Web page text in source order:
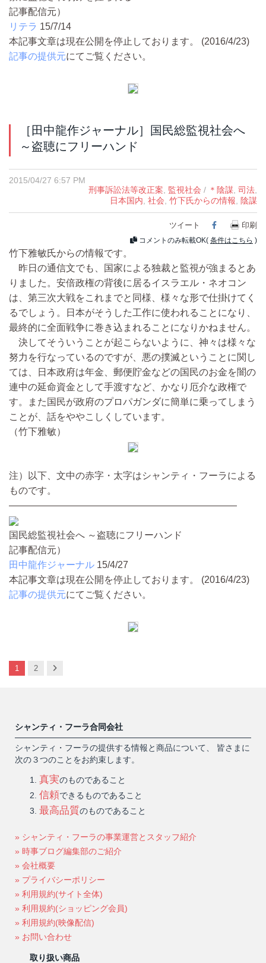
記事配信元）
リテラ 15/7/14
本記事文章は現在公開を停止しております。 (2016/4/23)
記事の提供元にてご覧ください。
［田中龍作ジャーナル］国民総監視社会へ
～盗聴にフリーハンド
2015/04/27 6:57 PM
刑事訴訟法等改正案
監視社会 / ＊陰謀 司法
日本国内 社会 竹下氏からの情報 陰謀
ツイート Facebook
印刷
コメントのみ転載OK( 条件はこちら )
竹下雅敏氏からの情報です。
昨日の通信文でも、国家による独裁と監視が強まるとあ
りました。安倍政権の背後に居るイスラエル・ネオコン
は、第三次大戦をこれまでと同様、様々な形で仕掛けてく
るでしょう。日本がそうした工作に使われることになり、
最終的に全面戦争に巻き込まれることになりかねません。
決してそういうことが起こらないように、神々は様々な
努力を行なっているのですが、悪の撲滅ということに関し
ては、日本政府は年金、郵便貯金などの国民のお金を闇の
連中の延命資金として手渡すなど、かなり厄介な政権で
す。また国民が政府のプロパガンダに簡単に乗ってしまう
ことが、話をややこしくしています。
（竹下雅敏）
注）以下、文中の赤字・太字はシャンティ・フーラによる
ものです。
————————————————————————
国民総監視社会へ ～盗聴にフリーハンド
記事配信元）
田中龍作ジャーナル 15/4/27
本記事文章は現在公開を停止しております。 (2016/4/23)
記事の提供元にてご覧ください。
1 2 Next
シャンティ・フーラ合同会社
シャンティ・フーラの提供する情報と商品について、 皆さまに
次の３つのことをお約束します。
真実のものであること
信頼できるものであること
最高品質のものであること
» シャンティ・フーラの事業運営とスタッフ紹介
» 時事ブログ編集部のご紹介
» 会社概要
» プライバシーポリシー
» 利用規約(サイト全体)
» 利用規約(ショッピング会員)
» 利用規約(映像配信)
» お問い合わせ
取り扱い商品